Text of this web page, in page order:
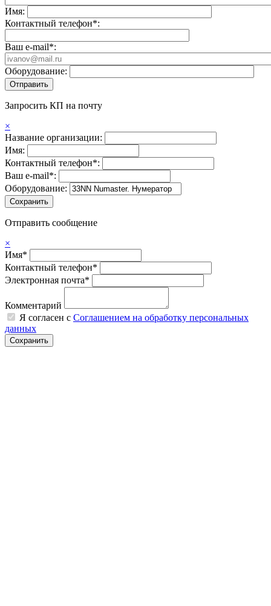
Имя:
Контактный телефон*:
Ваш e-mail*:
Оборудование:
Запросить КП на почту
×
Название организации:
Имя:
Контактный телефон*:
Ваш e-mail*:
Оборудование:
Отправить сообщение
×
Имя*
Контактный телефон*
Электронная почта*
Комментарий
Я согласен с Соглашением на обработку персональных
данных